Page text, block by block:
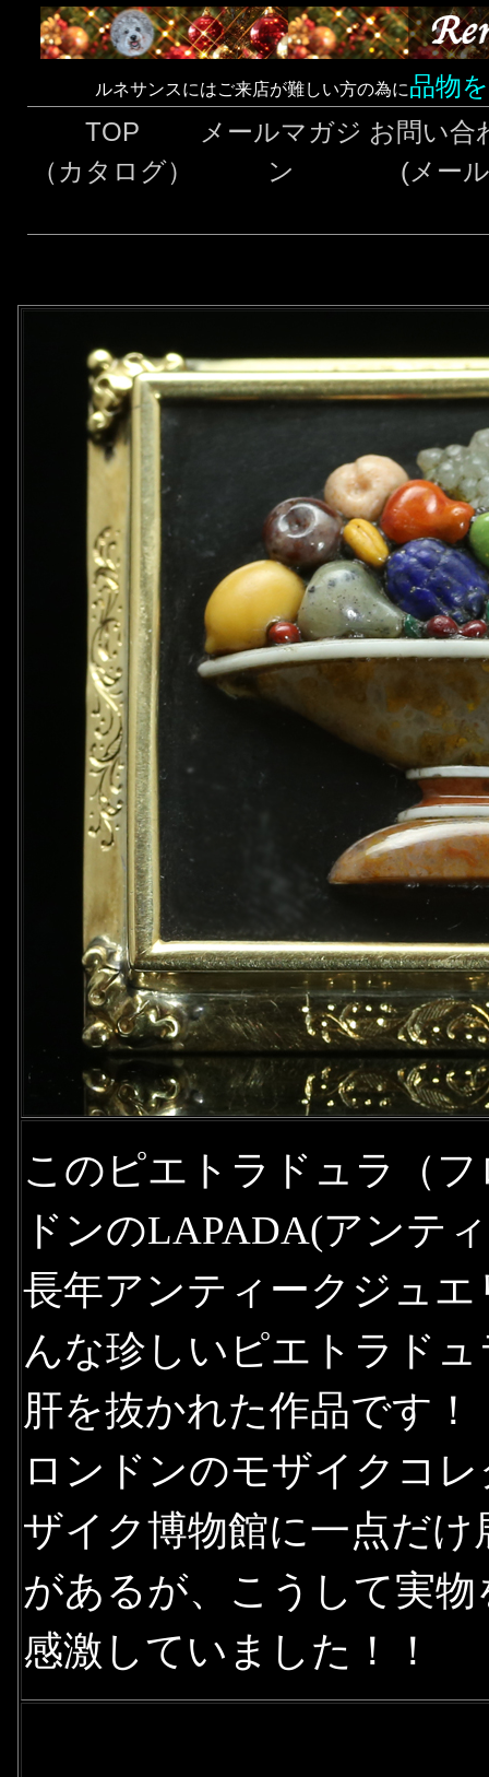
ルネサンスにはご来店が難しい方の為に品物
TOP
（カタログ）
メールマガジ
ン
お問い合
(メー
このピエトラドュラ（
ドンのLAPADA(アンテ
長年アンティークジュ
んな珍しいピエトラド
肝を抜かれた作品です！
ロンドンのモザイクコ
ザイク博物館に一点だ
があるが、こうして実
感激していました！！